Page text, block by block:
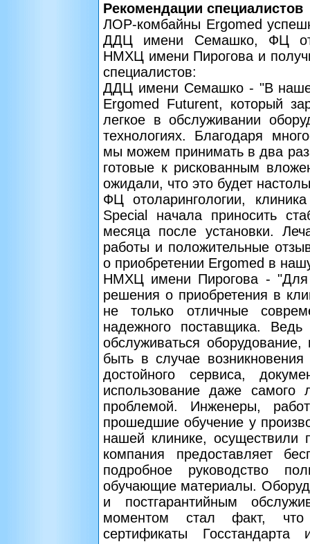
Рекомендации специалистов
ЛОР-комбайны Ergomed
ДДЦ имени Семашко, ФЦ
НМХЦ имени Пирогова и
специалистов:
ДДЦ имени Семашко - "В
Ergomed Futurent, который
легкое в обслуживании
технологиях. Благодаря
мы можем принимать в два
готовые к рискованным
ожидали, что это будет
ФЦ отоларингологии,
Special начала приносить
месяца после установки.
работы и положительные
о приобретении Ergomed в
НМХЦ имени Пирогова -
решения о приобретения в
не только отличные
надежного поставщика.
обслуживаться
быть в случае
достойного сервиса,
использование даже самого
проблемой. Инженеры,
прошедшие обучение у
нашей клинике, осуществили
компания предоставляет
подробное руководство
обучающие материалы.
и постгарантийным
моментом стал факт,
сертификаты Госстандарта